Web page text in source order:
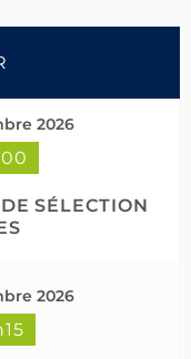
Instagram
2026
SÉLECTION
2026